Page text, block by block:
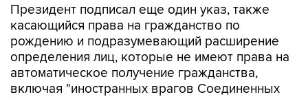
Президент подписал еще один указ, также
касающийся права на гражданство по
рождению и подразумевающий расширение
определения лиц, которые не имеют права на
автоматическое получение гражданства,
включая "иностранных врагов Соединенных